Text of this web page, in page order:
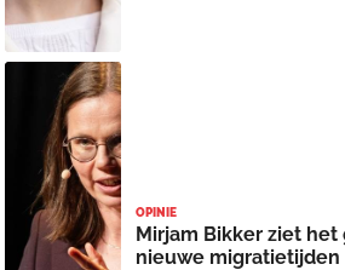
OPINIE
Mirjam Bikker ziet
nieuwe migratietijden